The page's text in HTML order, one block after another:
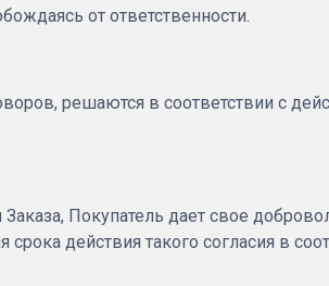
от ответственности.
решаются в соответствии с
Покупатель дает свое
действия такого согласия в